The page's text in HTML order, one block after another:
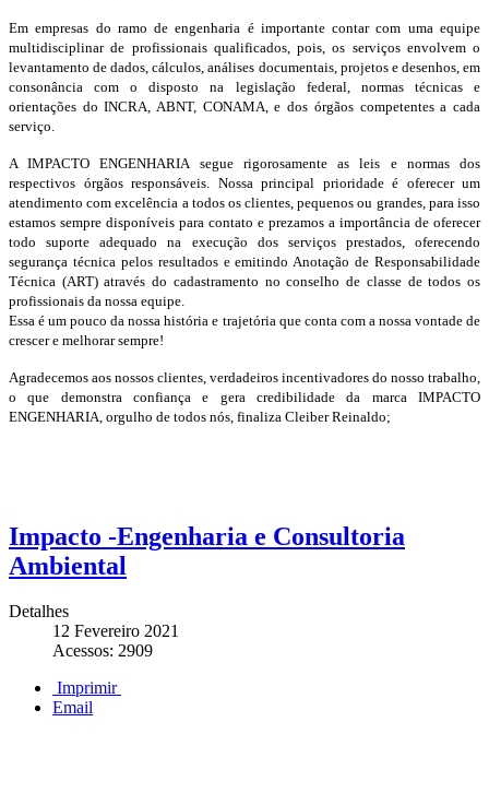
Em empresas do ramo de engenharia é importante contar com uma equipe
multidisciplinar de profissionais qualificados, pois, os serviços envolvem o
levantamento de dados, cálculos, análises documentais, projetos e desenhos, em
consonância com o disposto na legislação federal, normas técnicas e
orientações do INCRA, ABNT, CONAMA, e dos órgãos competentes a cada
serviço.
A IMPACTO ENGENHARIA segue rigorosamente as leis e normas dos
respectivos órgãos responsáveis. Nossa principal prioridade é oferecer um
atendimento com excelência a todos os clientes, pequenos ou grandes, para isso
estamos sempre disponíveis para contato e prezamos a importância de oferecer
todo suporte adequado na execução dos serviços prestados, oferecendo
segurança técnica pelos resultados e emitindo Anotação de Responsabilidade
Técnica (ART) através do cadastramento no conselho de classe de todos os
profissionais da nossa equipe.
Essa é um pouco da nossa história e trajetória que conta com a nossa vontade de
crescer e melhorar sempre!
Agradecemos aos nossos clientes, verdadeiros incentivadores do nosso trabalho,
o que demonstra confiança e gera credibilidade da marca IMPACTO
ENGENHARIA, orgulho de todos nós, finaliza Cleiber Reinaldo;
Impacto -Engenharia e Consultoria
Ambiental
Detalhes
12 Fevereiro 2021
Acessos: 2909
Imprimir
Email